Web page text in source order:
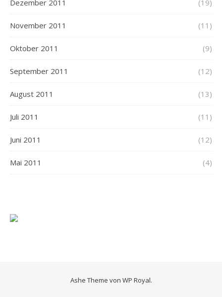
Dezember 2011 (19)
November 2011 (11)
Oktober 2011 (9)
September 2011 (12)
August 2011 (13)
Juli 2011 (11)
Juni 2011 (12)
Mai 2011 (4)
Ashe Theme von WP Royal.